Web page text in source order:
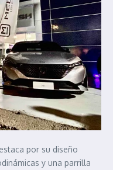
por su diseño
y una parrilla